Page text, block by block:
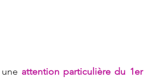
attention particulière du